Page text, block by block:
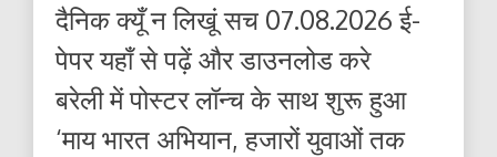
दैनिक क्यूँ न लिखूं सच 07.08.2026 ई-
पेपर यहाँ से पढ़ें और डाउनलोड करे
बरेली में पोस्टर लॉन्च के साथ शुरू हुआ
‘माय भारत अभियान, हजारों युवाओं तक